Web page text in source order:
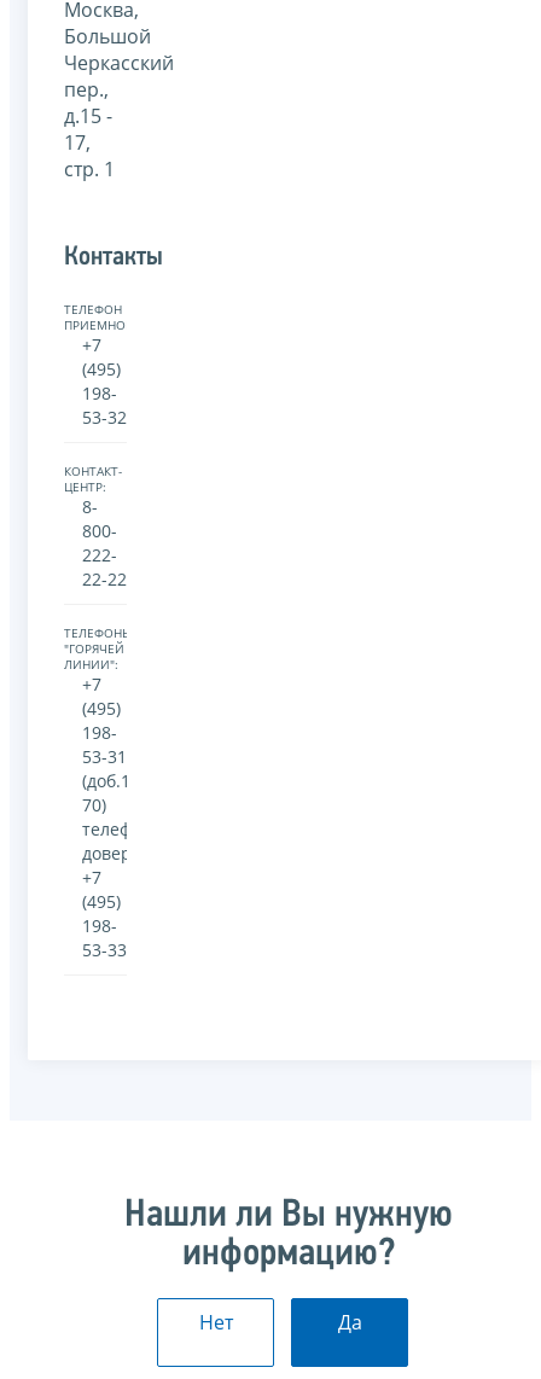
Москва,
Большой
Черкасский
пер.,
д.15 -
17,
стр. 1
Контакты
ТЕЛЕФОН
ПРИЕМНОЙ:
+7
(495)
198-
53-32
КОНТАКТ-
ЦЕНТР:
8-
800-
222-
22-22
ТЕЛЕФОНЫ
"ГОРЯЧЕЙ
ЛИНИИ":
+7
(495)
198-
53-31
(доб.17-
70)
телефон
доверия:
+7
(495)
198-
53-33
Нашли ли Вы нужную
информацию?
Нет Да